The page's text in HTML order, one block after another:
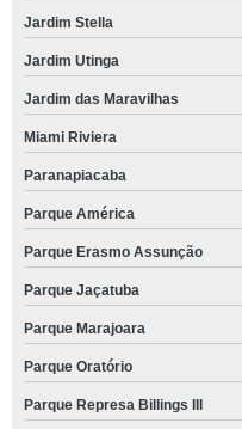
Jardim Stella
Jardim Utinga
Jardim das Maravilhas
Miami Riviera
Paranapiacaba
Parque América
Parque Erasmo Assunção
Parque Jaçatuba
Parque Marajoara
Parque Oratório
Parque Represa Billings III